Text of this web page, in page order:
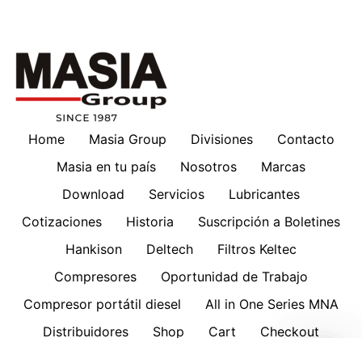
Home Masia Group Divisiones
Contacto
Masia en tu país
Nosotros
Marcas
Download
Servicios
Lubricantes
Cotizaciones
Historia
Suscripción a Boletines
Hankison
Deltech
Filtros Keltec
Compresores
Oportunidad de Trabajo
Compresor portátil diesel
All in One Series MNA
Distribuidores
Shop Cart Checkout